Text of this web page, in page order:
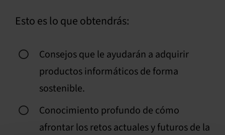
Esto es lo que obtendrás:
Consejos que le ayudarán a adquirir
productos informáticos de forma
sostenible.
Conocimiento profundo de cómo
afrontar los retos actuales y futuros de la